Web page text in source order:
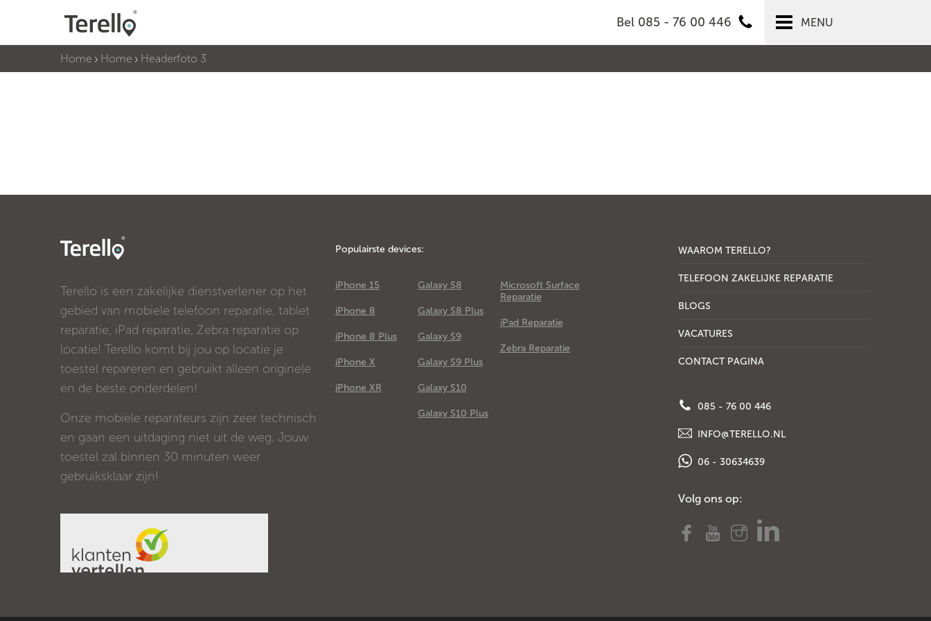
Bel 085 - 76 00 446 MENU
Home Home Headerfoto 3
Terello is een zakelijke dienstverlener op het
gebied van mobiele telefoon reparatie, tablet
reparatie, iPad reparatie, Zebra reparatie op
locatie! Terello komt bij jou op locatie je
toestel repareren en gebruikt alleen originele
en de beste onderdelen!
Onze mobiele reparateurs zijn zeer technisch
en gaan een uitdaging niet uit de weg. Jouw
toestel zal binnen 30 minuten weer
gebruiksklaar zijn!
Populairste devices:
iPhone 15
iPhone 8
iPhone 8 Plus
iPhone X
iPhone XR
Galaxy S8
Galaxy S8 Plus
Galaxy S9
Galaxy S9 Plus
Galaxy S10
Galaxy S10 Plus
Microsoft Surface
Reparatie
iPad Reparatie
Zebra Reparatie
WAAROM TERELLO?
TELEFOON ZAKELIJKE REPARATIE
BLOGS
VACATURES
CONTACT PAGINA
085 - 76 00 446
INFO@TERELLO.NL
06 - 30634639
Volg ons op: